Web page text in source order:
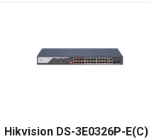
Hikvision DS-3E0326P-E(C)